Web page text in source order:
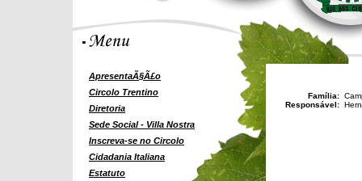
ApresentaÃ§Ã£o
Circolo Trentino
Diretoria
Sede Social - Villa Nostra
Inscreva-se no Circolo
Cidadania Italiana
Estatuto
Família:
Responsável: